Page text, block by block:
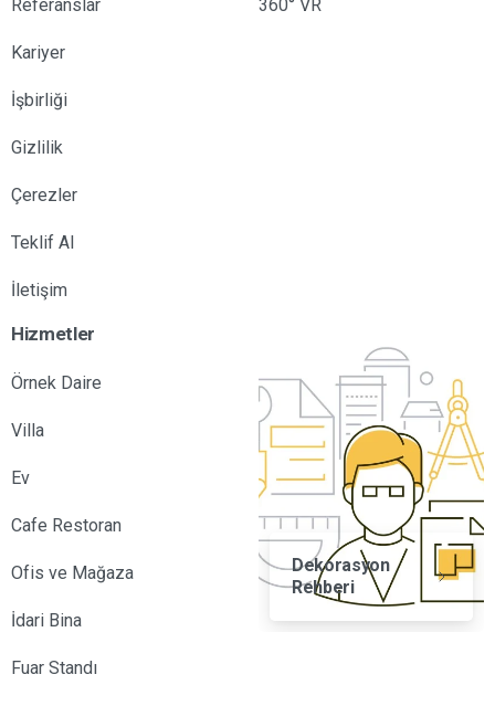
Referanslar
Kariyer
İşbirliği
Gizlilik
Çerezler
Teklif Al
İletişim
360° VR
Hizmetler
Örnek Daire
Villa
Ev
Cafe Restoran
Ofis ve Mağaza
İdari Bina
Fuar Standı
Dekorasyon
Rehberi